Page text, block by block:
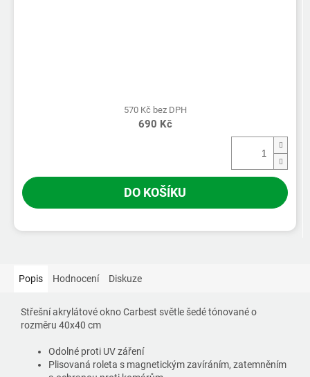
570 Kč bez DPH
690 Kč
DO KOŠÍKU
Popis Hodnocení Diskuze
Střešní akrylátové okno Carbest světle šedé tónované o
rozměru 40x40 cm
Odolné proti UV záření
Plisovaná roleta s magnetickým zavíráním, zatemněním